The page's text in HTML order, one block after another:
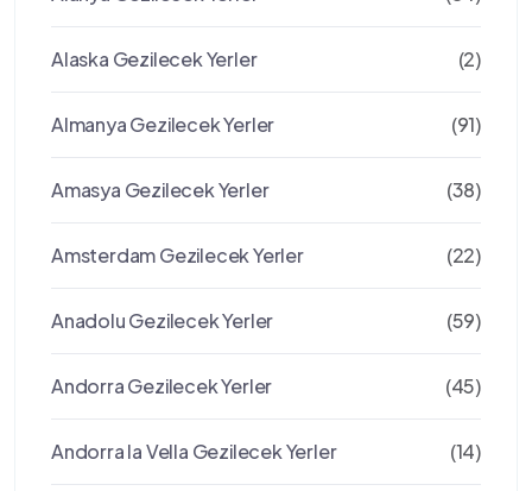
Alaska Gezilecek Yerler (2)
Almanya Gezilecek Yerler (91)
Amasya Gezilecek Yerler (38)
Amsterdam Gezilecek Yerler (22)
Anadolu Gezilecek Yerler (59)
Andorra Gezilecek Yerler (45)
Andorra la Vella Gezilecek Yerler (14)